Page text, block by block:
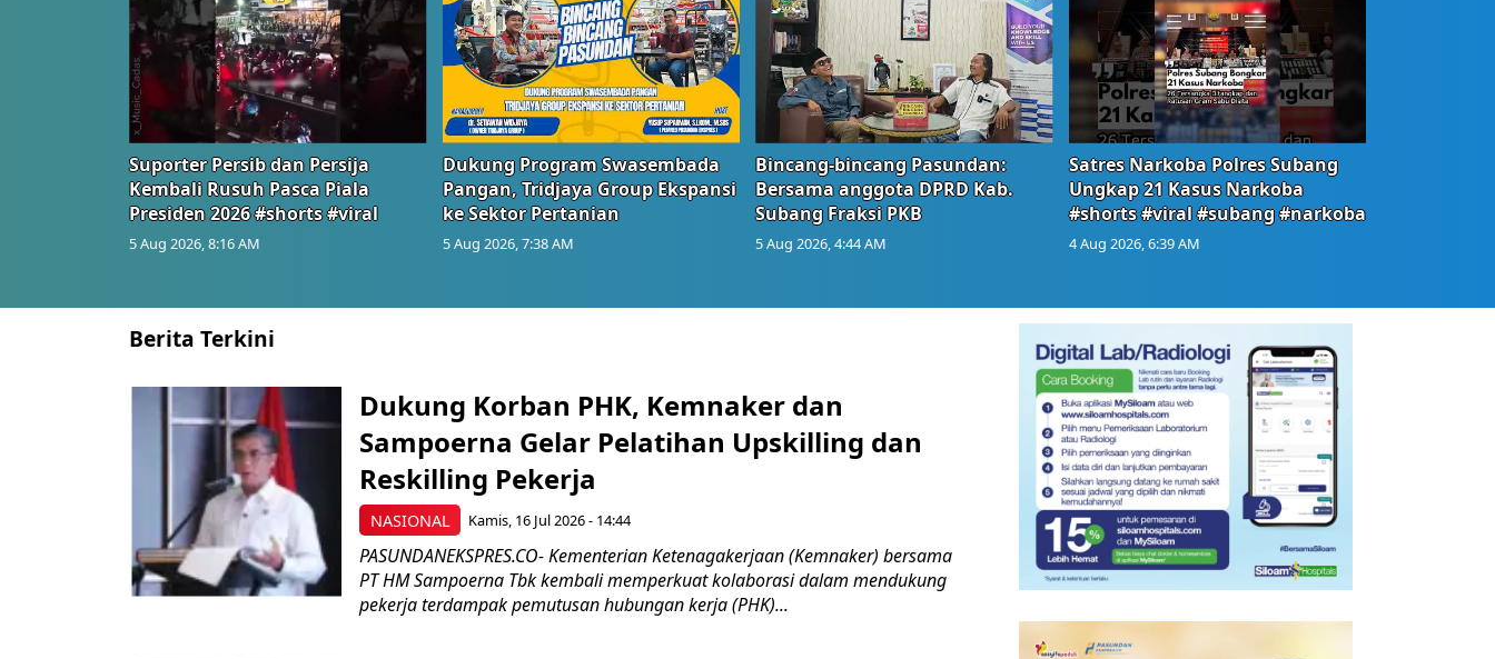
Suporter Persib dan Persija
Kembali Rusuh Pasca Piala
Presiden 2026 #shorts #viral
5 Aug 2026, 8:16 AM
Dukung Program Swasembada
Pangan, Tridjaya Group Ekspansi
ke Sektor Pertanian
5 Aug 2026, 7:38 AM
Bincang-bincang Pasundan:
Bersama anggota DPRD Kab.
Subang Fraksi PKB
5 Aug 2026, 4:44 AM
Satres Narkoba Polres Subang
Ungkap 21 Kasus Narkoba
#shorts #viral #subang #narkoba
4 Aug 2026, 6:39 AM
Berita Terkini
NASIONAL
Dukung Korban PHK, Kemnaker dan
Sampoerna Gelar Pelatihan Upskilling dan
Reskilling Pekerja
Kamis, 16 Jul 2026 - 14:44
PASUNDANEKSPRES.CO- Kementerian Ketenagakerjaan (Kemnaker) bersama
PT HM Sampoerna Tbk kembali memperkuat kolaborasi dalam mendukung
pekerja terdampak pemutusan hubungan kerja (PHK)...